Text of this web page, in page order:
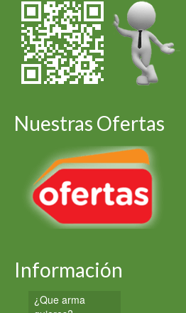
Nuestras Ofertas
Información
¿Que arma